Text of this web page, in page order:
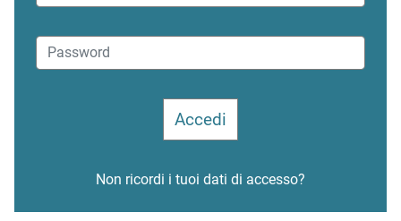
Non ricordi i tuoi dati di accesso?